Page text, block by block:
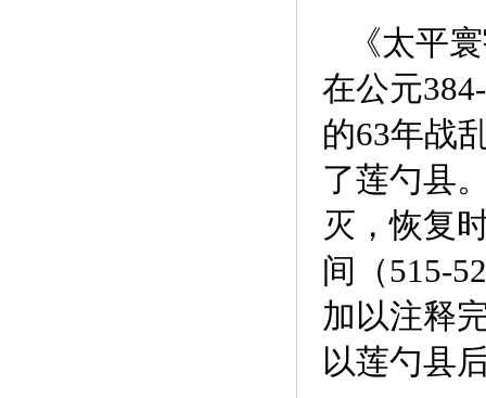
《太平寰
在公元
的63年战
了莲勺县
灭，恢复
间（515-
加以注释
以莲勺县